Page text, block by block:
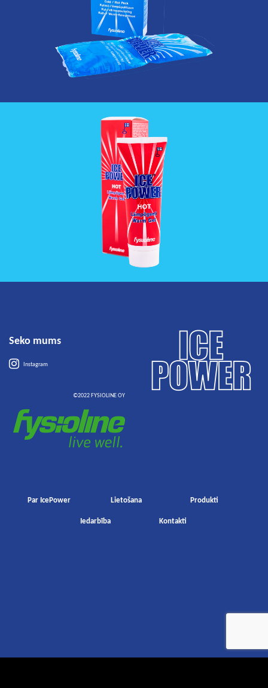
Seko mums
Instagram
©2022 FYSIOLINE OY
Par IcePower Lietošana Produkti
Iedarbība Kontakti